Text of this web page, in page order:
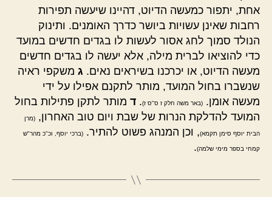
אחת, יתפור כמעשה הדיוט, דהיינו שיעשה תפירות
רחבות שאינן עשויות ביושר כדרך האומנים. ותינוק
הנולד סמוך לחג אסור לעשות לו בגדים חדשים במועד
כדי להוציאו לברית מילה, אלא יעשה לו בגדים חדשים
מעשה הדיוט, או יכרכנו בשיראים נאים. ג משקפי ראיה
שנשברו בחול המועד, מותר לתקנם אפילו על ידי
מעשה אומן. (באר משה חלק ז ס"ס ז). ד מותר לתקן פתילות בחול
המועד להדלקת הנרות של שבת ויום טוב האחרון, (מרן
הבית יוסף סימן תקמא), וכן המנהג פשוט להתיר. (ברכי יוסף, וכ"כ מהר"ש
קמחי בספר מימי שלמה).